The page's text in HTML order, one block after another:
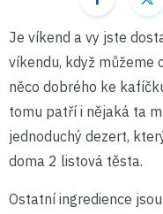
Je víkend a vy jste
víkendu, když můžeme
něco dobrého ke
tomu patří i nějaká ta
jednoduchý dezert,
doma 2 listová těsta.
Ostatní ingredience